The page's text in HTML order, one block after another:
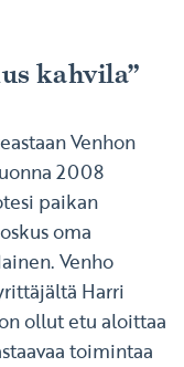
kahvila”
Venhon
2008
paikan
oma
Venho
Harri
ollut etu aloittaa
toimintaa